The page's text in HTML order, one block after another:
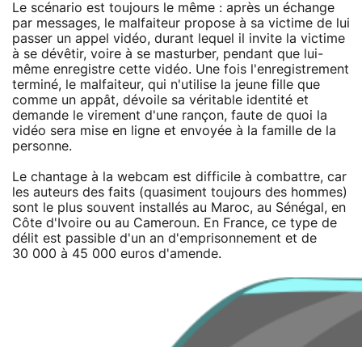
Le scénario est toujours le même : après un échange
par messages, le malfaiteur propose à sa victime de lui
passer un appel vidéo, durant lequel il invite la victime
à se dévêtir, voire à se masturber, pendant que lui-
même enregistre cette vidéo. Une fois l'enregistrement
terminé, le malfaiteur, qui n'utilise la jeune fille que
comme un appât, dévoile sa véritable identité et
demande le virement d'une rançon, faute de quoi la
vidéo sera mise en ligne et envoyée à la famille de la
personne.
Le chantage à la webcam est difficile à combattre, car
les auteurs des faits (quasiment toujours des hommes)
sont le plus souvent installés au Maroc, au Sénégal, en
Côte d'Ivoire ou au Cameroun. En France, ce type de
délit est passible d'un an d'emprisonnement et de
30 000 à 45 000 euros d'amende.